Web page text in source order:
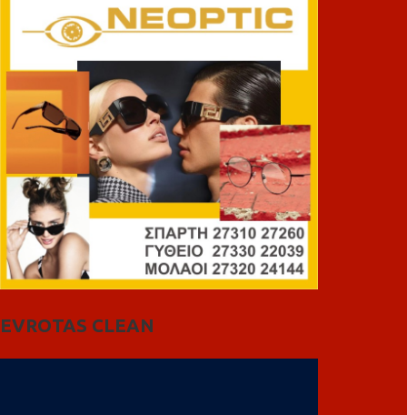
EVROTAS CLEAN